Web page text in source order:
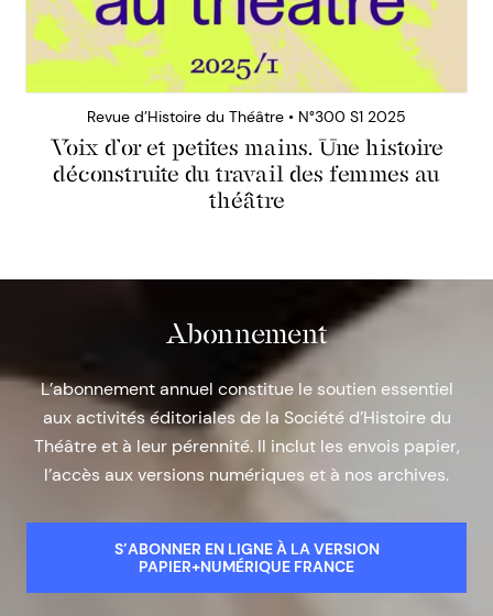
Revue d’Histoire du Théâtre • N°300 S1 2025
Voix d’or et petites mains. Une histoire
déconstruite du travail des femmes au
théâtre
Abonnement
L’abonnement annuel constitue le soutien essentiel
aux activités éditoriales de la Société d’Histoire du
Théâtre et à leur pérennité. Il inclut les envois papier,
l’accès aux versions numériques et à nos archives.
S’ABONNER EN LIGNE À LA VERSION
PAPIER+NUMÉRIQUE FRANCE